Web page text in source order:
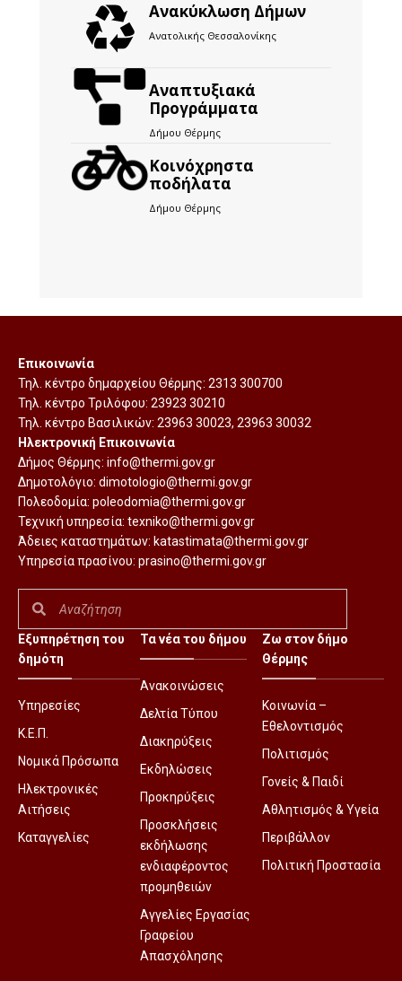
Ανακύκλωση Δήμων
Ανατολικής Θεσσαλονίκης
Αναπτυξιακά
Προγράμματα
Δήμου Θέρμης
Kοινόχρηστα
ποδήλατα
Δήμου Θέρμης
Επικοινωνία
Τηλ. κέντρο δημαρχείου Θέρμης: 2313 300700
Τηλ. κέντρο Τριλόφου: 23923 30210
Τηλ. κέντρο Βασιλικών: 23963 30023, 23963 30032
Ηλεκτρονική Επικοινωνία
Δήμος Θέρμης: info@thermi.gov.gr
Δημοτολόγιο: dimotologio@thermi.gov.gr
Πολεοδομία: poleodomia@thermi.gov.gr
Τεχνική υπηρεσία: texniko@thermi.gov.gr
Άδειες καταστημάτων: katastimata@thermi.gov.gr
Υπηρεσία πρασίνου: prasino@thermi.gov.gr
Εξυπηρέτηση του
δημότη
Υπηρεσίες
Κ.Ε.Π.
Νομικά Πρόσωπα
Ηλεκτρονικές
Αιτήσεις
Καταγγελίες
Τα νέα του δήμου
Ανακοινώσεις
Δελτία Τύπου
Διακηρύξεις
Εκδηλώσεις
Προκηρύξεις
Προσκλήσεις
εκδήλωσης
ενδιαφέροντος
προμηθειών
Αγγελίες Εργασίας
Γραφείου
Απασχόλησης
Ζω στον δήμο
Θέρμης
Κοινωνία –
Εθελοντισμός
Πολιτισμός
Γονείς & Παιδί
Αθλητισμός & Υγεία
Περιβάλλον
Πολιτική Προστασία